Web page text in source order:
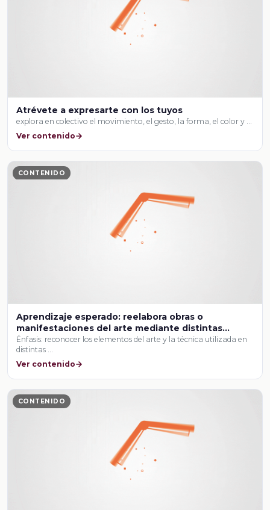
Atrévete a expresarte con los tuyos
explora en colectivo el movimiento, el gesto, la forma, el color y …
Ver contenido
CONTENIDO
Aprendizaje esperado: reelabora obras o
manifestaciones del arte mediante distintas
técnicas de composición para crear y presentar
una producción artística interdisciplinaria con
sentido social.
Énfasis: reconocer los elementos del arte y la técnica utilizada en
distintas …
Ver contenido
CONTENIDO